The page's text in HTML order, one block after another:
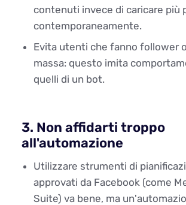
contenuti invece di caricare più
contemporaneamente.
Evita utenti che fanno follower
massa: questo imita
quelli di un bot.
3. Non affidarti troppo
all'automazione
Utilizzare strumenti di
approvati da Facebook (come
Suite) va bene, ma